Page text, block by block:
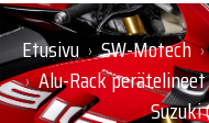
Etusivu › SW-Motech ›
› Alu-Rack perätelineet
Suzuki